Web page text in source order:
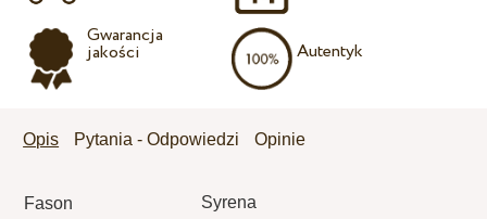
Gwarancja
jakości Autentyk
Opis Pytania - Odpowiedzi Opinie
Fason
Syrena